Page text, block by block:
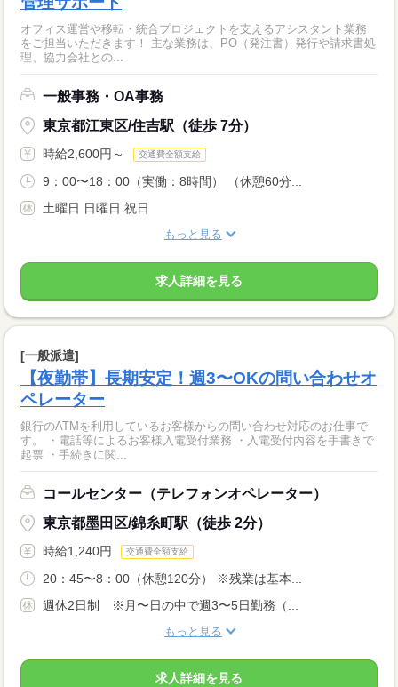
オフィス運営や移転・統合プロジェクトを支えるアシスタント業務
をご担当いただきます！ 主な業務は、PO（発注書）発行や請求書処
理、協力会社との...
一般事務・OA事務
東京都江東区/住吉駅（徒歩 7分）
時給2,600円～ 交通費全額支給
9：00〜18：00（実働：8時間） （休憩60分...
土曜日 日曜日 祝日
もっと見る
求人詳細を見る
[一般派遣]
【夜勤帯】長期安定！週3〜OKの問い合わせオ
ペレーター
銀行のATMを利用しているお客様からの問い合わせ対応のお仕事で
す。 ・電話等によるお客様入電受付業務 ・入電受付内容を手書きで
起票 ・手続きに関...
コールセンター（テレフォンオペレーター）
東京都墨田区/錦糸町駅（徒歩 2分）
時給1,240円 交通費全額支給
20：45〜8：00（休憩120分） ※残業は基本...
週休2日制 ※月〜日の中で週3〜5日勤務（...
もっと見る
求人詳細を見る